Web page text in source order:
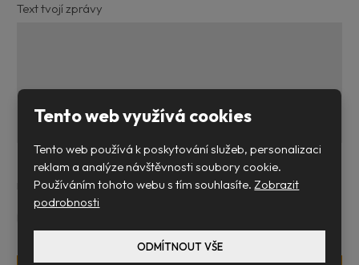
Text tvojí zprávy
Po odeslání formuláře se ti do 2 pracovních dnů někdo z
naší Popcup bandy ozve.
zpracováním
Položky označené hvězdičkou ( *) jsou povinné.
Tento web využívá cookies
Tento web používá k poskytování služeb, personalizaci
reklam a analýze návštěvnosti soubory cookie.
Používáním tohoto webu s tím souhlasíte.Zobrazit
podrobnosti
ODMÍTNOUT VŠE